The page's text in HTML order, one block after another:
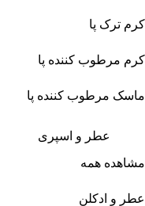
کرم ترک پا
کرم مرطوب کننده پا
ماسک مرطوب کننده پا
عطر و اسپری
مشاهده همه
عطر و ادکلن